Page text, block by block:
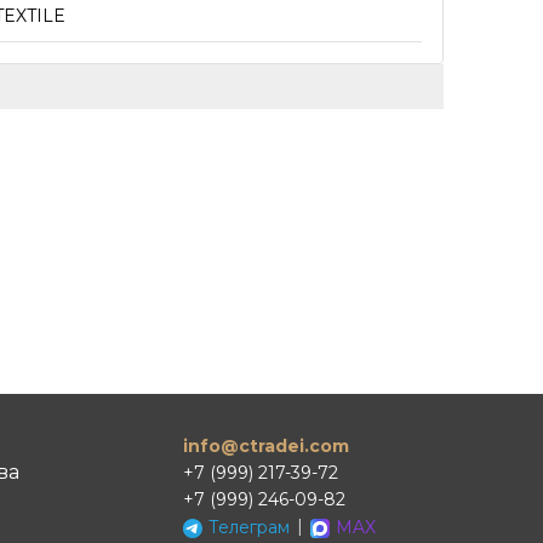
info@ctradei.com
+7 (999) 217-39-72
+7 (999) 246-09-82
Телеграм
MAX